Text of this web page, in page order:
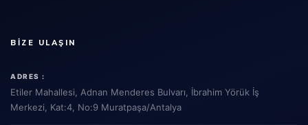
BIZE ULAŞIN
ADRES :
Etiler Mahallesi, Adnan Menderes Bulvarı, İbrahim Yörük İş
Merkezi, Kat:4, No:9 Muratpaşa/Antalya